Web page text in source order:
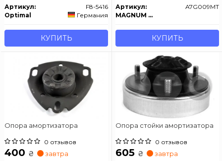
Артикул:
F8-5416
Optimal
Германия
КУПИТЬ
Артикул:
A7G009MT
MAGNUM TECHNOLOGY
КУПИТЬ
Опора амортизатора
0 отзывов
400 ₴ завтра
Опора стойки амортизатора
0 отзывов
605 ₴ завтра